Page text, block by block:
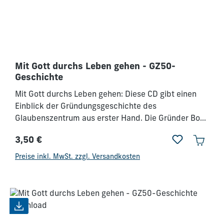
Mit Gott durchs Leben gehen - GZ50-
Geschichte
Mit Gott durchs Leben gehen: Diese CD gibt einen
Einblick der Gründungsgeschichte des
Glaubenszentrum aus erster Hand. Die Gründer Bob
sie die Gründung des Werkes erlebt und vor allem
Gott darin erlebt haben. Du willst mehr über die
Regulärer Preis:
3,50 €
Preise inkl. MwSt. zzgl. Versandkosten